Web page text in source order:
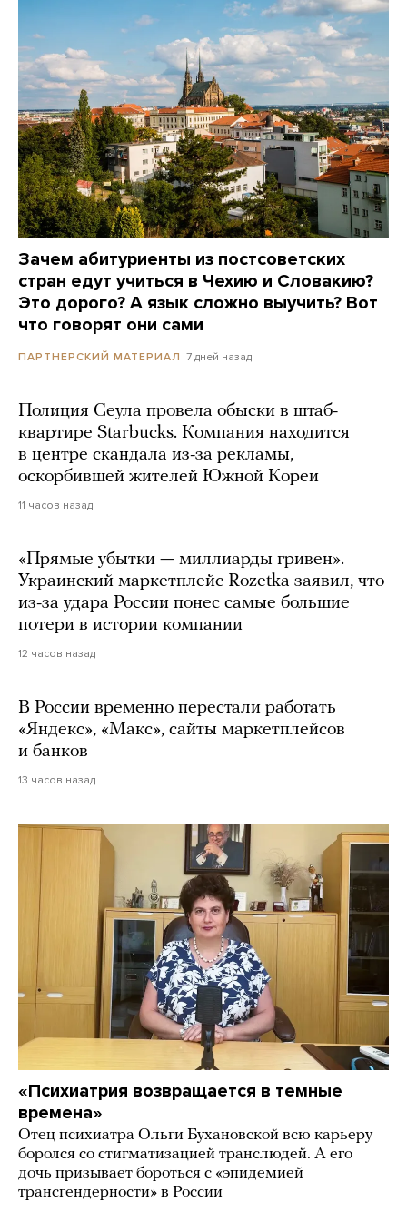
Зачем абитуриенты из постсоветских
стран едут учиться в Чехию и Словакию?
Это дорого? А язык сложно выучить? Вот
что говорят они сами
ПАРТНЕРСКИЙ МАТЕРИАЛ 7 дней назад
Полиция Сеула провела обыски в штаб-
квартире Starbucks. Компания находится
в центре скандала из-за рекламы,
оскорбившей жителей Южной Кореи
11 часов назад
«Прямые убытки — миллиарды гривен».
Украинский маркетплейс Rozetka заявил, что
из-за удара России понес самые большие
потери в истории компании
12 часов назад
В России временно перестали работать
«Яндекс», «Макс», сайты маркетплейсов
и банков
13 часов назад
«Психиатрия возвращается в темные
времена»
Отец психиатра Ольги Бухановской всю карьеру
боролся со стигматизацией транслюдей. А его
дочь призывает бороться с «эпидемией
трансгендерности» в России